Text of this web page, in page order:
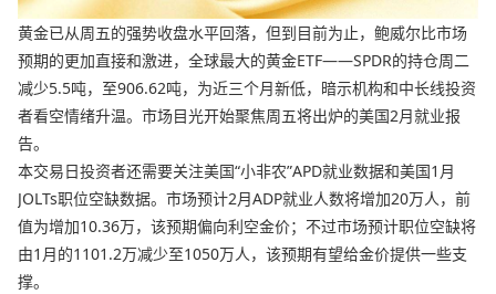
黄金已从周五的强势收盘水平回落，但到目前为止，鲍威尔比市场
预期的更加直接和激进，全球最大的黄金ETF——SPDR的持仓周二
减少5.5吨，至906.62吨，为近三个月新低，暗示机构和中长线投资
者看空情绪升温。市场目光开始聚焦周五将出炉的美国2月就业报
告。
本交易日投资者还需要关注美国“小非农”APD就业数据和美国1月
JOLTs职位空缺数据。市场预计2月ADP就业人数将增加20万人，前
值为增加10.36万，该预期偏向利空金价；不过市场预计职位空缺将
由1月的1101.2万减少至1050万人，该预期有望给金价提供一些支
撑。